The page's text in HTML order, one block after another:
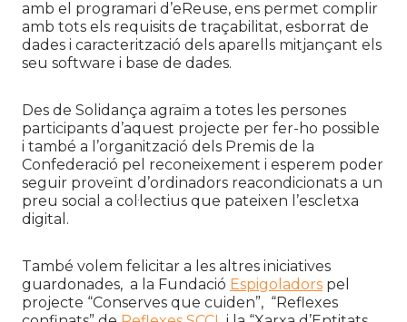
amb el programari d’eReuse, ens permet complir
amb tots els requisits de traçabilitat, esborrat de
dades i caracterització dels aparells mitjançant els
seu software i base de dades.
Des de Solidança agraïm a totes les persones
participants d’aquest projecte per fer-ho possible
i també a l’organització dels Premis de la
Confederació pel reconeixement i esperem poder
seguir proveïnt d’ordinadors reacondicionats a un
preu social a col·lectius que pateixen l’escletxa
digital.
També volem felicitar a les altres iniciatives
guardonades, a la Fundació Espigoladors pel
projecte “Conserves que cuiden”, “Reflexes